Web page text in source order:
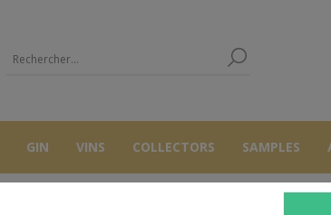
GIN VINS COLLECTORS SAMPLES